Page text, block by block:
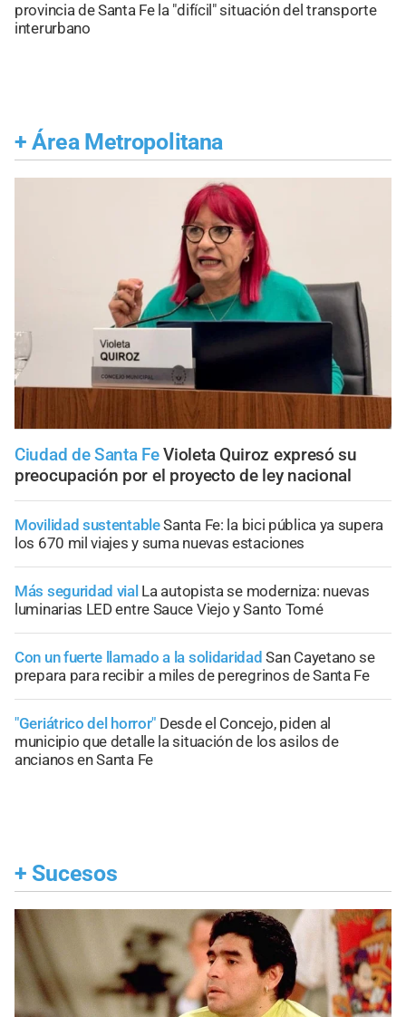
provincia de Santa Fe la "difícil" situación del transporte
interurbano
+ Área Metropolitana
Ciudad de Santa Fe Violeta Quiroz expresó su
preocupación por el proyecto de ley nacional
Movilidad sustentableSanta Fe: la bici pública ya supera
los 670 mil viajes y suma nuevas estaciones
Más seguridad vial La autopista se moderniza: nuevas
luminarias LED entre Sauce Viejo y Santo Tomé
Con un fuerte llamado a la solidaridad San Cayetano se
prepara para recibir a miles de peregrinos de Santa Fe
"Geriátrico del horror" Desde el Concejo, piden al
municipio que detalle la situación de los asilos de
ancianos en Santa Fe
+ Sucesos